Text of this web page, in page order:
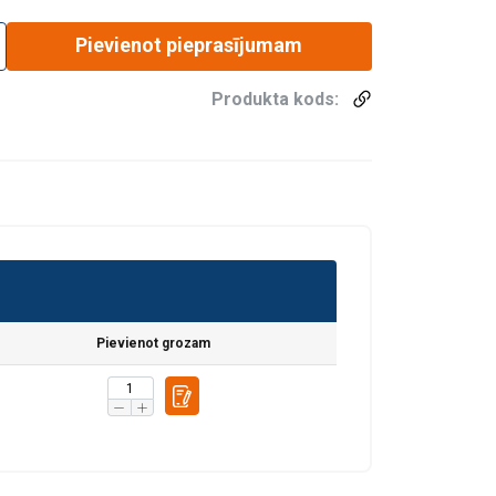
Pievienot pieprasījumam
Produkta kods:
Pievienot grozam
Mēs arī
partneriem,